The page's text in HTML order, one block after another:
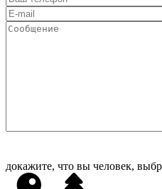
докажите, что вы человек,